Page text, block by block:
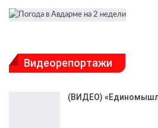
Видеорепортажи
(ВИДЕО)